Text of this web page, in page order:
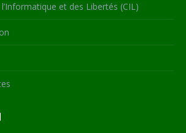
et des Libertés (CIL)